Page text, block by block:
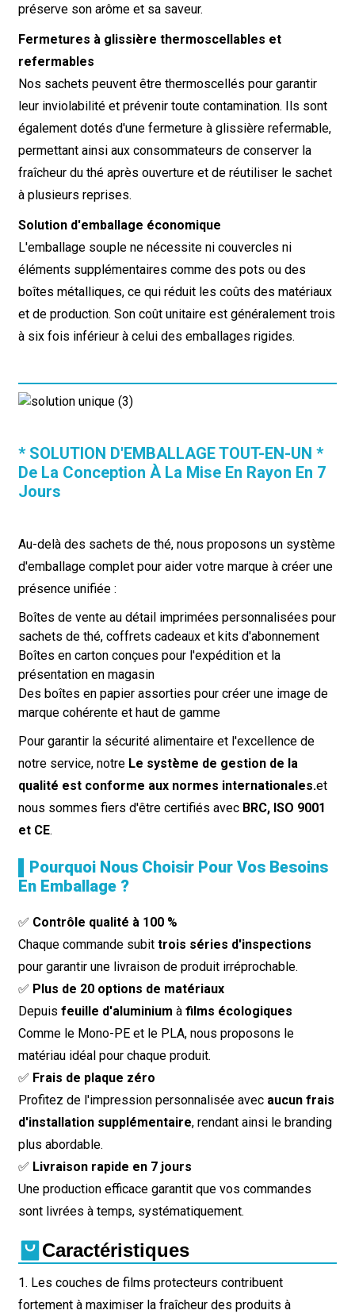
préserve son arôme et sa saveur.
Fermetures à glissière thermoscellables et
refermables
Nos sachets peuvent être thermoscellés pour garantir
leur inviolabilité et prévenir toute contamination. Ils sont
également dotés d'une fermeture à glissière refermable,
permettant ainsi aux consommateurs de conserver la
fraîcheur du thé après ouverture et de réutiliser le sachet
à plusieurs reprises.
Solution d'emballage économique
L'emballage souple ne nécessite ni couvercles ni
éléments supplémentaires comme des pots ou des
boîtes métalliques, ce qui réduit les coûts des matériaux
et de production. Son coût unitaire est généralement trois
à six fois inférieur à celui des emballages rigides.
* SOLUTION D'EMBALLAGE TOUT-EN-UN *
De La Conception À La Mise En Rayon En 7
Jours
Au-delà des sachets de thé, nous proposons un système
d'emballage complet pour aider votre marque à créer une
présence unifiée :
Boîtes de vente au détail imprimées personnalisées pour
sachets de thé, coffrets cadeaux et kits d'abonnement
Boîtes en carton conçues pour l'expédition et la
présentation en magasin
Des boîtes en papier assorties pour créer une image de
marque cohérente et haut de gamme
Pour garantir la sécurité alimentaire et l'excellence de
notre service, notre Le système de gestion de la
qualité est conforme aux normes internationales.et
nous sommes fiers d'être certifiés avec BRC, ISO 9001
et CE.
▌Pourquoi Nous Choisir Pour Vos Besoins
En Emballage ?
✅ Contrôle qualité à 100 %
Chaque commande subit trois séries d'inspections
pour garantir une livraison de produit irréprochable.
✅ Plus de 20 options de matériaux
Depuis feuille d'aluminium à films écologiques
Comme le Mono-PE et le PLA, nous proposons le
matériau idéal pour chaque produit.
✅ Frais de plaque zéro
Profitez de l'impression personnalisée avec aucun frais
d'installation supplémentaire, rendant ainsi le branding
plus abordable.
✅ Livraison rapide en 7 jours
Une production efficace garantit que vos commandes
sont livrées à temps, systématiquement.
Caractéristiques
1. Les couches de films protecteurs contribuent
fortement à maximiser la fraîcheur des produits à